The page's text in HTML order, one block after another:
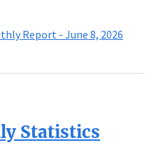
Report - June 8, 2026
Statistics